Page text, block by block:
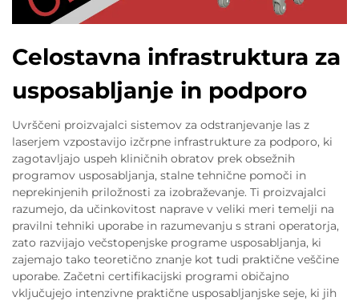
Celostavna infrastruktura za
usposabljanje in podporo
Uvrščeni proizvajalci sistemov za odstranjevanje las z
laserjem vzpostavijo izčrpne infrastrukture za podporo, ki
zagotavljajo uspeh kliničnih obratov prek obsežnih
programov usposabljanja, stalne tehnične pomoči in
neprekinjenih priložnosti za izobraževanje. Ti proizvajalci
razumejo, da učinkovitost naprave v veliki meri temelji na
pravilni tehniki uporabe in razumevanju s strani operatorja,
zato razvijajo večstopenjske programe usposabljanja, ki
zajemajo tako teoretično znanje kot tudi praktične veščine
uporabe. Začetni certifikacijski programi običajno
vključujejo intenzivne praktične usposabljanjske seje, ki jih